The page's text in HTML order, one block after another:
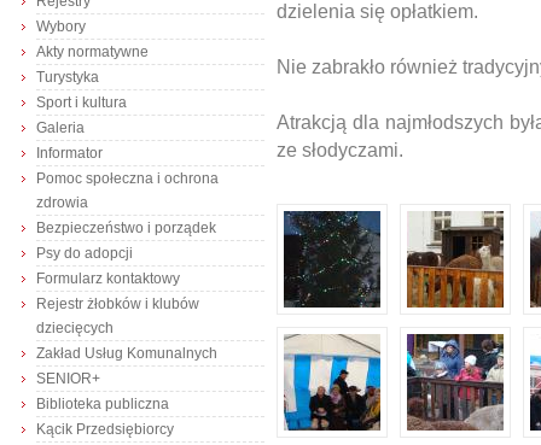
Wybory
Akty normatywne
Turystyka
Sport i kultura
Galeria
Informator
Pomoc społeczna i ochrona
zdrowia
Bezpieczeństwo i porządek
Psy do adopcji
Formularz kontaktowy
Rejestr żłobków i klubów
dziecięcych
Zakład Usług Komunalnych
SENIOR+
Biblioteka publiczna
Kącik Przedsiębiorcy
dzielenia się opłatkiem.
Nie zabrakło również
Atrakcją dla najmłodszych
ze słodyczami.